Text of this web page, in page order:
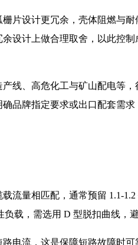
片设计更冗余，壳体阻燃与
设计上做合理取舍，以此控
线、高危化工与矿山配电等
品牌指定要求或出口配套需求
流量相匹配，通常预留 1.1-
载，需选用 D 型脱扣曲线，
电流，这是保障短路故障时